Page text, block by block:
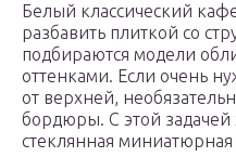
Белый классический
разбавить плиткой со
подбираются модели
оттенками. Если очень
от верхней,
бордюры. С этой задачей
стеклянная